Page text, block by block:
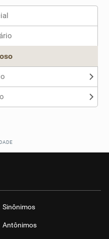
me ajudou
Sinônimos
Antônimos